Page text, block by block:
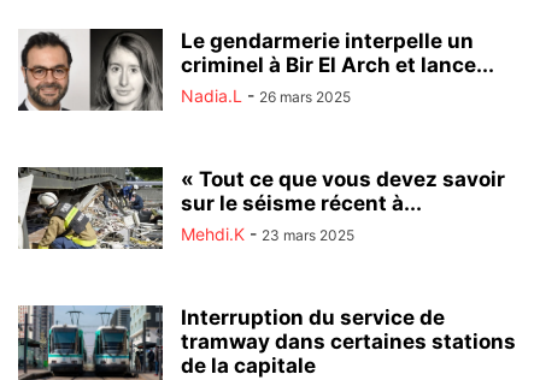
Le gendarmerie interpelle un
criminel à Bir El Arch et lance...
Nadia.L - 26 mars 2025
« Tout ce que vous devez savoir
sur le séisme récent à...
Mehdi.K - 23 mars 2025
Interruption du service de
tramway dans certaines stations
de la capitale